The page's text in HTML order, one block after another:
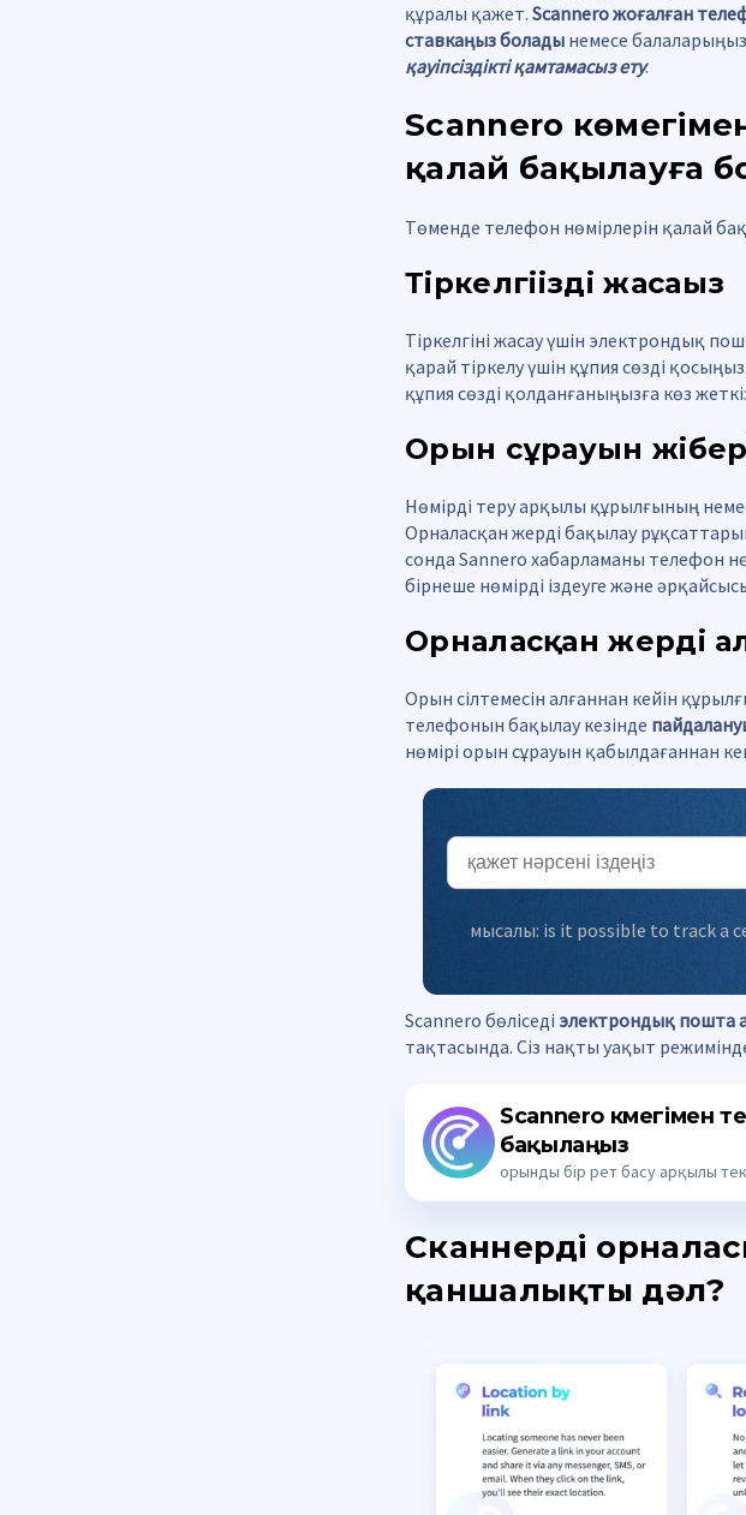
құралы қажет. Scannero жоғалған
ставкаңыз болады немесе
қауіпсіздікті қамтамасыз ету.
Scannero
қалай бақылауға
Төменде телефон нөмірлерін қалай
Тіркелгіңізді жасаңыз
Тіркелгіні жасау үшін электрондық
қарай тіркелу үшін құпия сөзді
құпия сөзді қолданғаныңызға көз
Орын сұрауын
Нөмірді теру арқылы құрылғының
Орналасқан жерді бақылау
сонда Sannero хабарламаны телефон
бірнеше нөмірді іздеуге және
Орналасқан жерді
Орын сілтемесін алғаннан кейін
телефонын бақылау кезінде
нөмірі орын сұрауын қабылдағаннан
мысалы: is it possible to track a
Scannero бөліседі электрондық пошта
тақтасында. Сіз нақты уақыт
Scannero көмегімен
бақылаңыз
орынды бір рет басу арқылы
Сканнердің
қаншалықты дәл?